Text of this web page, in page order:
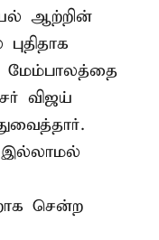
ஆற்றின்
மேம்பாலத்தை
விஜய்
இல்லாமல்
சென்ற